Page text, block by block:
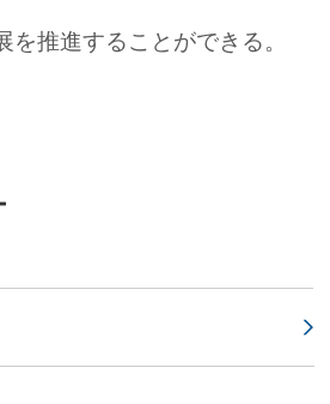
推進することができる。